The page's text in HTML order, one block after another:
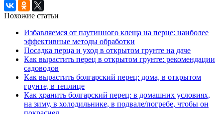
Похожие статьи
Избавляемся от паутинного клеща на перце: наиболее
эффективные методы обработки
Посадка перца и уход в открытом грунте на даче
Как вырастить перец в открытом грунте: рекомендации
садоводов
Как вырастить болгарский перец: дома, в открытом
грунте, в теплице
Как хранить болгарский перец: в домашних условиях,
на зиму, в холодильнике, в подвале/погребе, чтобы он